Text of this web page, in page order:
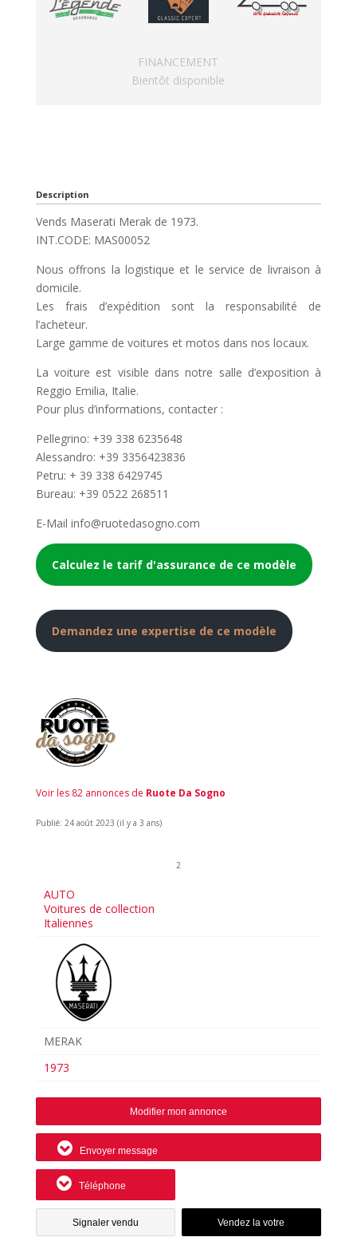
FINANCEMENT
Bientôt disponible
Description
Vends Maserati Merak de 1973.
INT.CODE: MAS00052
Nous offrons la logistique et le service de livraison à
domicile.
Les frais d’expédition sont la responsabilité de
l’acheteur.
Large gamme de voitures et motos dans nos locaux.
La voiture est visible dans notre salle d’exposition à
Reggio Emilia, Italie.
Pour plus d’informations, contacter :
Pellegrino: +39 338 6235648
Alessandro: +39 3356423836
Petru: + 39 338 6429745
Bureau: +39 0522 268511
E-Mail info@ruotedasogno.com
Calculez le tarif d'assurance de ce modèle
Demandez une expertise de ce modèle
Voir les 82 annonces de Ruote Da Sogno
Publié: 24 août 2023 (il y a 3 ans)
2
AUTO
Voitures de collection
Italiennes
MERAK
1973
Modifier mon annonce
Envoyer message
Téléphone
Signaler vendu